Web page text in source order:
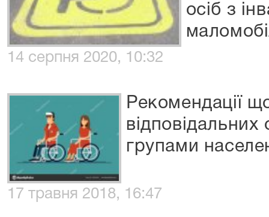
осіб з
14 серпня 2020, 10:32
Рекомендації
групами
17 травня 2018, 16:47